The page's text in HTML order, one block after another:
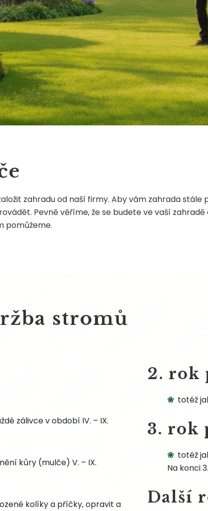
zahradu od naší firmy. Aby vám zahrada
Pevně věříme, že se budete ve vaší
pomůžeme.
stromů
zálivce v období IV. – IX.
kůry (mulče) V. – IX.
kolíky a příčky, opravit a
2. rok
totéž
3. rok
totéž
Na konci
Další